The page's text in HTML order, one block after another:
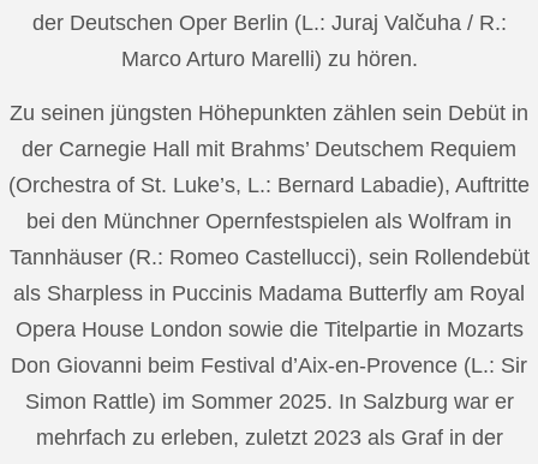
der Deutschen Oper Berlin (L.: Juraj Valčuha / R.:
Marco Arturo Marelli) zu hören.
Zu seinen jüngsten Höhepunkten zählen sein Debüt in
der Carnegie Hall mit Brahms’ Deutschem Requiem
(Orchestra of St. Luke’s, L.: Bernard Labadie), Auftritte
bei den Münchner Opernfestspielen als Wolfram in
Tannhäuser (R.: Romeo Castellucci), sein Rollendebüt
als Sharpless in Puccinis Madama Butterfly am Royal
Opera House London sowie die Titelpartie in Mozarts
Don Giovanni beim Festival d’Aix-en-Provence (L.: Sir
Simon Rattle) im Sommer 2025. In Salzburg war er
mehrfach zu erleben, zuletzt 2023 als Graf in der